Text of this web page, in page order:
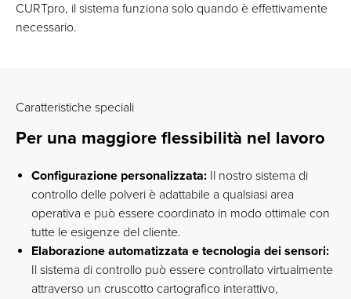
CURTpro, il sistema funziona solo quando è effettivamente
necessario.
Per una maggiore flessibilità nel lavoro
Caratteristiche speciali
Configurazione personalizzata: Il nostro sistema di
controllo delle polveri è adattabile a qualsiasi area
operativa e può essere coordinato in modo ottimale con
tutte le esigenze del cliente.
Elaborazione automatizzata e tecnologia dei sensori:
Il sistema di controllo può essere controllato virtualmente
attraverso un cruscotto cartografico interattivo,